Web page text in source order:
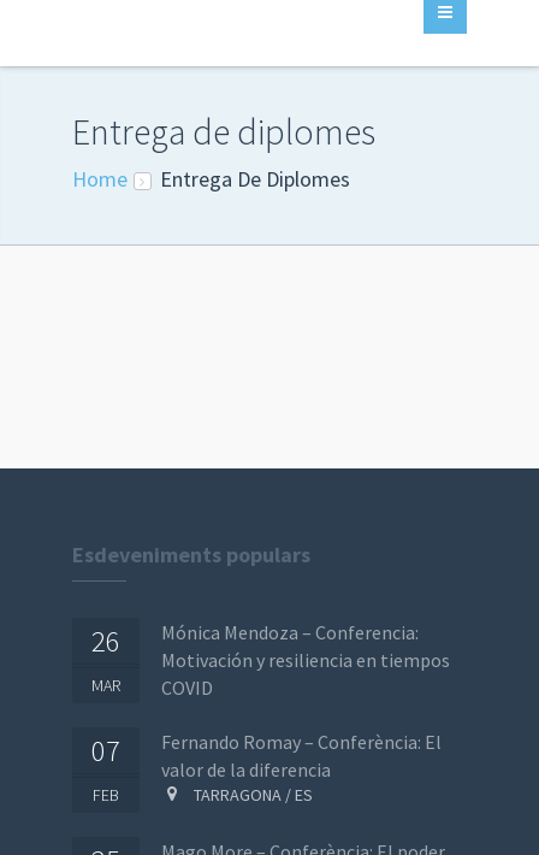
Entrega de diplomes
Home Entrega De Diplomes
Esdeveniments populars
26
MAR
Mónica Mendoza – Conferencia:
Motivación y resiliencia en tiempos
COVID
07
FEB
Fernando Romay – Conferència: El
valor de la diferencia
TARRAGONA / ES